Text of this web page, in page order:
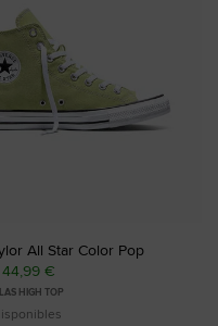
All Star Color Pop
€
HIGH TOP